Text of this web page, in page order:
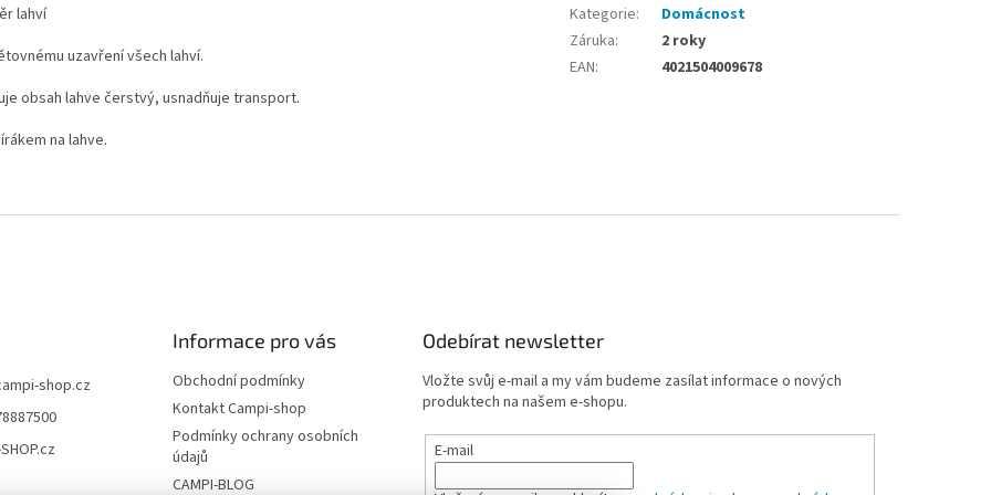
lahví
uzavření všech lahví.
obsah lahve čerstvý, usnadňuje transport.
na lahve.
Kategorie:
Domácnost
Záruka:
2 roky
EAN: 4021504009678
shop.cz
Informace pro vás
Obchodní podmínky
Kontakt Campi-shop
Podmínky ochrany osobních
údajů
CAMPI-BLOG
Odebírat newsletter
Vložte svůj e-mail a my vám budeme zasílat informace o nových
produktech na našem e-shopu.
E-mail